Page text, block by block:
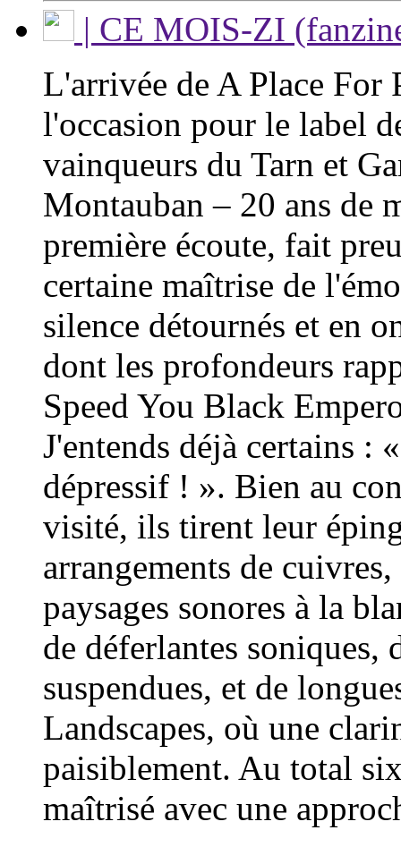
| CE MOIS-ZI
L'arrivée de A Place For
l'occasion pour le label
vainqueurs du Tarn et
Montauban – 20 ans de
première écoute, fait
certaine maîtrise de
silence détournés et en
dont les profondeurs
Speed You Black
J'entends déjà certains :
dépressif ! ». Bien au
visité, ils tirent leur
arrangements de
paysages sonores à la
de déferlantes soniques,
suspendues, et de
Landscapes, où une
paisiblement. Au total
maîtrisé avec une